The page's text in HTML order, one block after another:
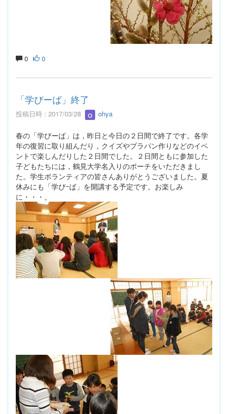
0 0
「学びーば」終了
投稿日時 : 2017/03/28 ohya
春の「学びーば」は，昨日と今日の２日間で終了です。各学
年の復習に取り組んだり，クイズやプラパン作りなどのイベ
ントで楽しんだりした２日間でした。２日間ともに参加した
子どもたちには，鶴見大学名入りのポーチをいただきまし
た。学生ボランティアの皆さんありがとうございました。夏
休みにも「学びｰば」を開講する予定です。お楽しみ
に・・・。